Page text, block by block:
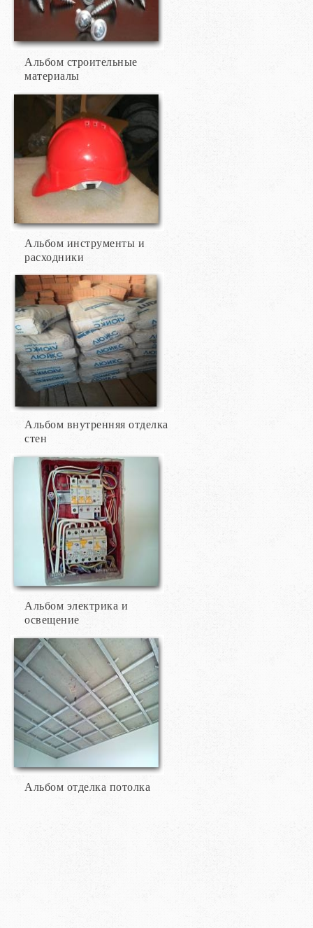
Альбом строительные
материалы
Альбом инструменты и
расходники
Альбом внутренняя отделка
стен
Альбом электрика и
освещение
Альбом отделка потолка